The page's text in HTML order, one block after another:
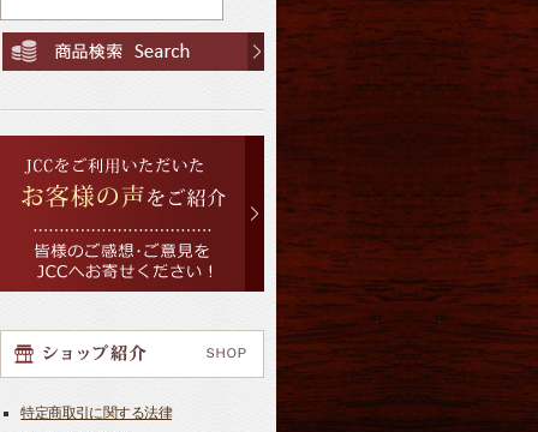
特定商取引に関する法律